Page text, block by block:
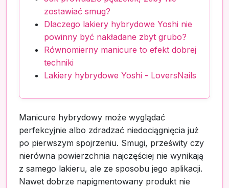
zostawiać smug?
Dlaczego lakiery hybrydowe Yoshi nie
powinny być nakładane zbyt grubo?
Równomierny manicure to efekt dobrej
techniki
Lakiery hybrydowe Yoshi - LoversNails
Manicure hybrydowy może wyglądać
perfekcyjnie albo zdradzać niedociągnięcia już
po pierwszym spojrzeniu. Smugi, prześwity czy
nierówna powierzchnia najczęściej nie wynikają
z samego lakieru, ale ze sposobu jego aplikacji.
Nawet dobrze napigmentowany produkt nie